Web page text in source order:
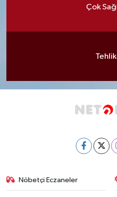
Çok
Nöbetçi Eczaneler